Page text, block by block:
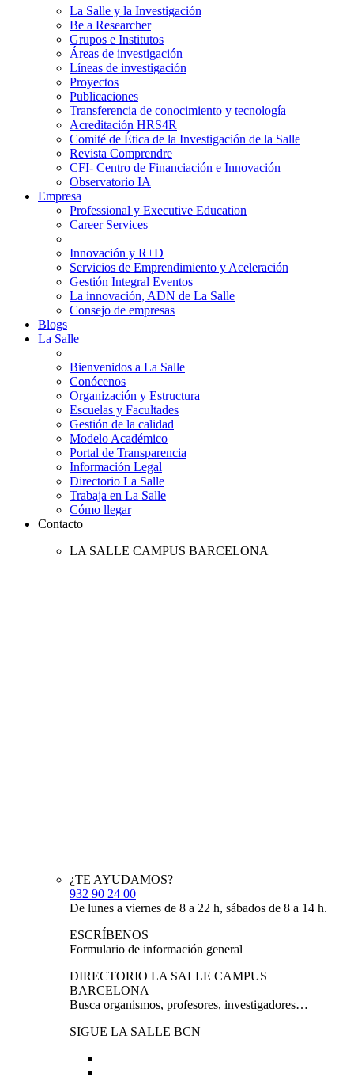
La Salle y la Investigación
Be a Researcher
Grupos e Institutos
Áreas de investigación
Líneas de investigación
Proyectos
Publicaciones
Transferencia de conocimiento y tecnología
Acreditación HRS4R
Comité de Ética de la Investigación de la Salle
Revista Comprendre
CFI- Centro de Financiación e Innovación
Observatorio IA
Empresa
Professional y Executive Education
Career Services
Innovación y R+D
Servicios de Emprendimiento y Aceleración
Gestión Integral Eventos
La innovación, ADN de La Salle
Consejo de empresas
Blogs
La Salle
Bienvenidos a La Salle
Conócenos
Organización y Estructura
Escuelas y Facultades
Gestión de la calidad
Modelo Académico
Portal de Transparencia
Información Legal
Directorio La Salle
Trabaja en La Salle
Cómo llegar
Contacto
LA SALLE CAMPUS BARCELONA
¿TE AYUDAMOS?
932 90 24 00
De lunes a viernes de 8 a 22 h, sábados de 8 a 14 h.
ESCRÍBENOS
Formulario de información general
DIRECTORIO LA SALLE CAMPUS
BARCELONA
Busca organismos, profesores, investigadores…
SIGUE LA SALLE BCN